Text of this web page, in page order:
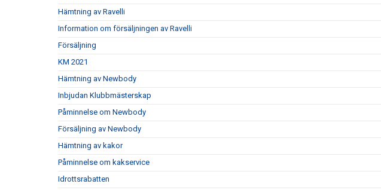
Hämtning av Ravelli
Information om försäljningen av Ravelli
Försäljning
KM 2021
Hämtning av Newbody
Inbjudan Klubbmästerskap
Påminnelse om Newbody
Försäljning av Newbody
Hämtning av kakor
Påminnelse om kakservice
Idrottsrabatten